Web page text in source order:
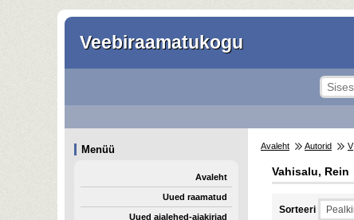
Veebiraamatukogu
Menüü
Avaleht
Uued raamatud
Uued ajalehed-ajakirjad
Avaleht Autorid V
Vahisalu, Rein
Sorteeri